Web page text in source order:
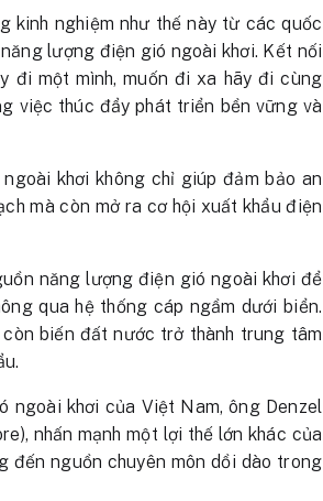
kinh nghiệm như thế này từ các quốc
lượng điện gió ngoài khơi. Kết nối
đi một mình, muốn đi xa hãy đi cùng
việc thúc đẩy phát triển bền vững và
khơi không chỉ giúp đảm bảo an
mà còn mở ra cơ hội xuất khẩu điện
năng lượng điện gió ngoài khơi để
qua hệ thống cáp ngầm dưới biển.
biến đất nước trở thành trung tâm
ngoài khơi của Việt Nam, ông Denzel
nhấn mạnh một lợi thế lớn khác của
đến nguồn chuyên môn dồi dào trong